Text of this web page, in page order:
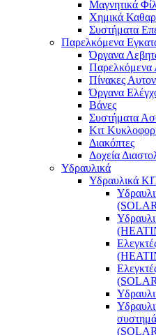
Μαγνητικά
Χημικά
Συστήματα
Παρελκόμενα
Όργανα
Παρελκόμενα
Πίνακες
Όργανα
Βάνες
Συστήματα
Κιτ
Διακόπτες
Δοχεία
Υδραυλικά
Υδραυλικά